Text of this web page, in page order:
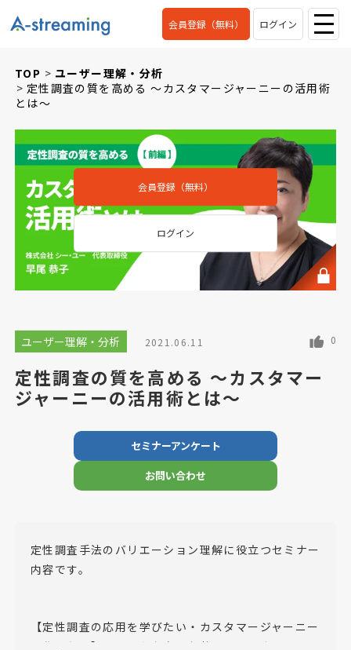
会員登録（無料） ログイン
TOP
ユーザー理解・分析
定性調査の質を高める ～カスタマージャーニーの活用術
とは～
会員登録（無料）
ログイン
ユーザー理解・分析 2021.06.11 0
定性調査の質を高める ～カスタマー
ジャーニーの活用術とは～
セミナーアンケート
お問い合わせ
定性調査手法のバリエーション理解に役立つセミナー
内容です。
【定性調査の応用を学びたい・カスタマージャーニー
を作りたい】このような方へお薦めのセミナーです。